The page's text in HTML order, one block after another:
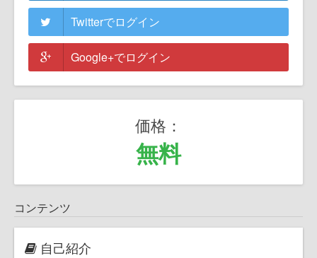
Twitterでログイン
Google+でログイン
価格：
無料
コンテンツ
自己紹介